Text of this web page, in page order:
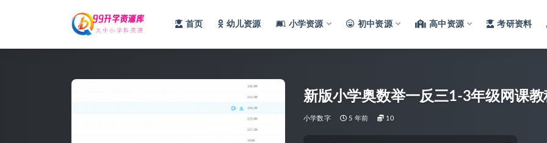
首页 幼儿资源 小学资源 初中资源 高中资源 考研资料
新版小学奥数举一反三1-3年级网课教
小学数字 5 年前 10